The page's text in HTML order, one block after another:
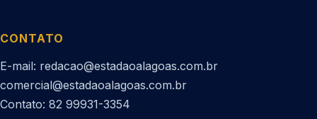
CONTATO
E-mail: redacao@estadaoalagoas.com.br
comercial@estadaoalagoas.com.br
Contato: 82 99931-3354